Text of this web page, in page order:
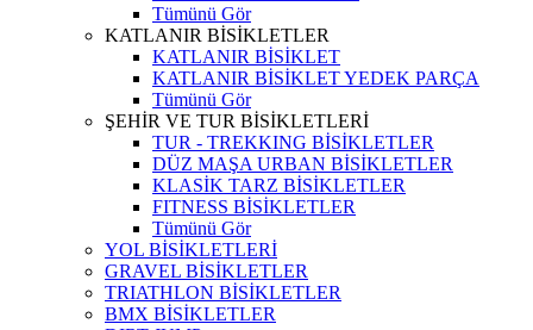
Tümünü Gör
KATLANIR BİSİKLETLER
KATLANIR BİSİKLET
KATLANIR BİSİKLET YEDEK PARÇA
Tümünü Gör
ŞEHİR VE TUR BİSİKLETLERİ
TUR - TREKKING BİSİKLETLER
DÜZ MAŞA URBAN BİSİKLETLER
KLASİK TARZ BİSİKLETLER
FITNESS BİSİKLETLER
Tümünü Gör
YOL BİSİKLETLERİ
GRAVEL BİSİKLETLER
TRIATHLON BİSİKLETLER
BMX BİSİKLETLER